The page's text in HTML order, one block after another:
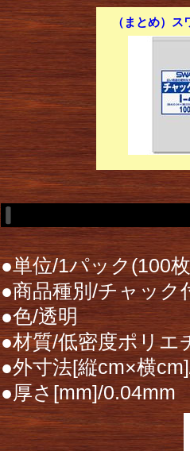
（まとめ）
●単位/1パック(100
●商品種別/チャック
●色/透明
●材質/低密度ポリエ
●外寸法[縦cm×横
●厚さ[mm]/